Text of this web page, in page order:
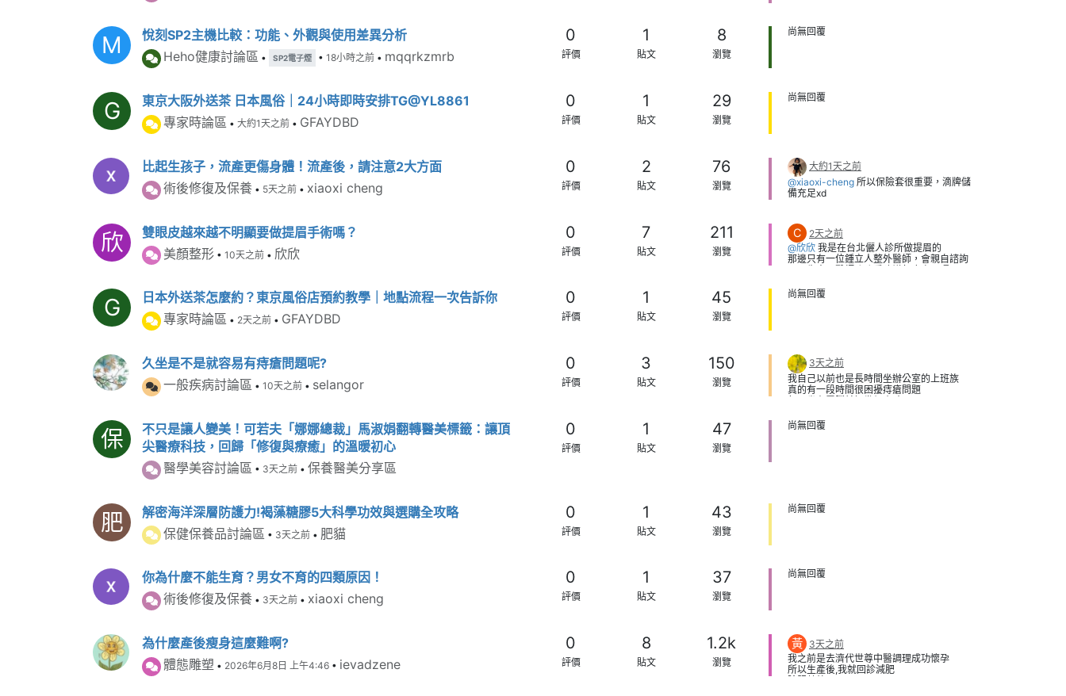
M
悅刻SP2主機比較：功能、外觀與使用差異分析
Heho健康討論區 • SP2電子煙 • 18小時之前 • mqqrkzmrb
0
評價
1
貼文
8
瀏覽
尚無回覆
G
東京大阪外送茶 日本風俗｜24小時即時安排TG@YL8861
專家時論區 • 大約1天之前 • GFAYDBD
0
評價
1
貼文
29
瀏覽
尚無回覆
比起生孩子，流產更傷身體！流產後，請注意2大方面
術後修復及保養 • 5天之前 • xiaoxi cheng
0
評價
2
貼文
76
瀏覽
大約1天之前
@xiaoxi-cheng 所以保險套很重要，滴牌儲
備充足xd
欣
雙眼皮越來越不明顯要做提眉手術嗎？
美顏整形 • 10天之前 • 欣欣
0
評價
7
貼文
211
瀏覽
C
2天之前
@欣欣 我是在台北儷人診所做提眉的
那邊只有一位鍾立人整外醫師，會親自諮詢
可以先去跟醫師聊聊看建議怎麼處理喔
G
日本外送茶怎麼約？東京風俗店預約教學｜地點流程一次告訴你
專家時論區 • 2天之前 • GFAYDBD
0
評價
1
貼文
45
瀏覽
尚無回覆
久坐是不是就容易有痔瘡問題呢?
一般疾病討論區 • 10天之前 • selangor
0
評價
3
貼文
150
瀏覽
3天之前
我自己以前也是長時間坐辦公室的上班族
真的有一段時間很困擾痔瘡問題
喝水跟上廁所也沒有固定時間
但症狀反反覆覆
後來還是決定不要再拖
醫師檢查得很仔細，也有詳細說明我的情況
讓我覺得很安心
技術也很好，診所整體服務也讓人覺得舒服
不會一直強迫推銷其他療程。
保
不只是讓人變美！可若夫「娜娜總裁」馬淑娟翻轉醫美標籤：讓頂
尖醫療科技，回歸「修復與療癒」的溫暖初心
醫學美容討論區 • 3天之前 • 保養醫美分享區
0
評價
1
貼文
47
瀏覽
尚無回覆
肥
解密海洋深層防護力!褐藻糖膠5大科學功效與選購全攻略
保健保養品討論區 • 3天之前 • 肥貓
0
評價
1
貼文
43
瀏覽
尚無回覆
你為什麼不能生育？男女不育的四類原因！
術後修復及保養 • 3天之前 • xiaoxi cheng
0
評價
1
貼文
37
瀏覽
尚無回覆
為什麼產後瘦身這麼難啊?
體態雕塑 • 2026年6月8日 上午4:46 • ievadzene
0
評價
8
貼文
1.2k
瀏覽
黃 3天之前
我之前是去濟代世尊中醫調理成功懷孕
所以生產後,我就回診減肥